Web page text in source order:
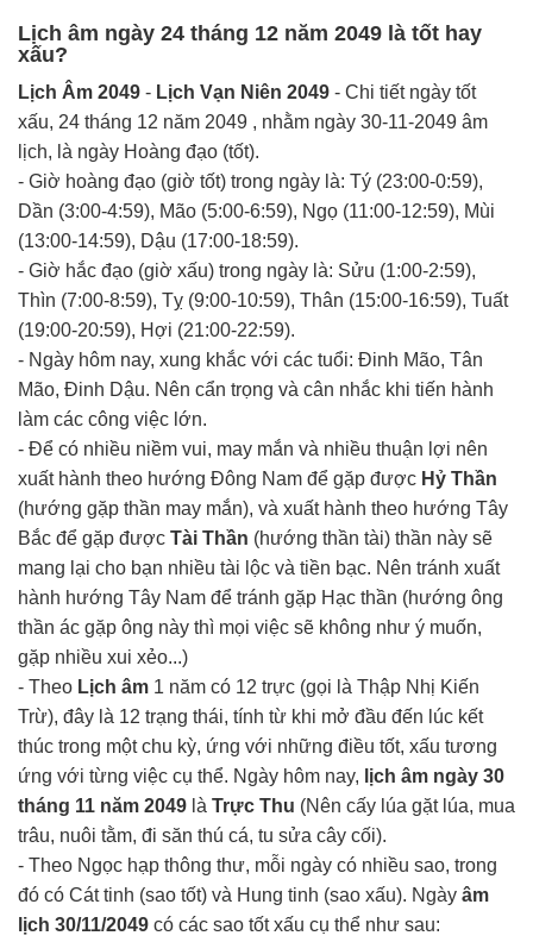
Lịch âm ngày 24 tháng 12 năm 2049 là tốt hay
xấu?
Lịch Âm 2049 - Lịch Vạn Niên 2049 - Chi tiết ngày tốt
xấu, 24 tháng 12 năm 2049 , nhằm ngày 30-11-2049 âm
lịch, là ngày Hoàng đạo (tốt).
- Giờ hoàng đạo (giờ tốt) trong ngày là: Tý (23:00-0:59),
Dần (3:00-4:59), Mão (5:00-6:59), Ngọ (11:00-12:59), Mùi
(13:00-14:59), Dậu (17:00-18:59).
- Giờ hắc đạo (giờ xấu) trong ngày là: Sửu (1:00-2:59),
Thìn (7:00-8:59), Tỵ (9:00-10:59), Thân (15:00-16:59), Tuất
(19:00-20:59), Hợi (21:00-22:59).
- Ngày hôm nay, xung khắc với các tuổi: Đinh Mão, Tân
Mão, Đinh Dậu. Nên cẩn trọng và cân nhắc khi tiến hành
làm các công việc lớn.
- Để có nhiều niềm vui, may mắn và nhiều thuận lợi nên
xuất hành theo hướng Đông Nam để gặp được Hỷ Thần
(hướng gặp thần may mắn), và xuất hành theo hướng Tây
Bắc để gặp được Tài Thần (hướng thần tài) thần này sẽ
mang lại cho bạn nhiều tài lộc và tiền bạc. Nên tránh xuất
hành hướng Tây Nam để tránh gặp Hạc thần (hướng ông
thần ác gặp ông này thì mọi việc sẽ không như ý muốn,
gặp nhiều xui xẻo...)
- Theo Lịch âm 1 năm có 12 trực (gọi là Thập Nhị Kiến
Trừ), đây là 12 trạng thái, tính từ khi mở đầu đến lúc kết
thúc trong một chu kỳ, ứng với những điều tốt, xấu tương
ứng với từng việc cụ thể. Ngày hôm nay, lịch âm ngày 30
tháng 11 năm 2049 là Trực Thu (Nên cấy lúa gặt lúa, mua
trâu, nuôi tằm, đi săn thú cá, tu sửa cây cối).
- Theo Ngọc hạp thông thư, mỗi ngày có nhiều sao, trong
đó có Cát tinh (sao tốt) và Hung tinh (sao xấu). Ngày âm
lịch 30/11/2049 có các sao tốt xấu cụ thể như sau: